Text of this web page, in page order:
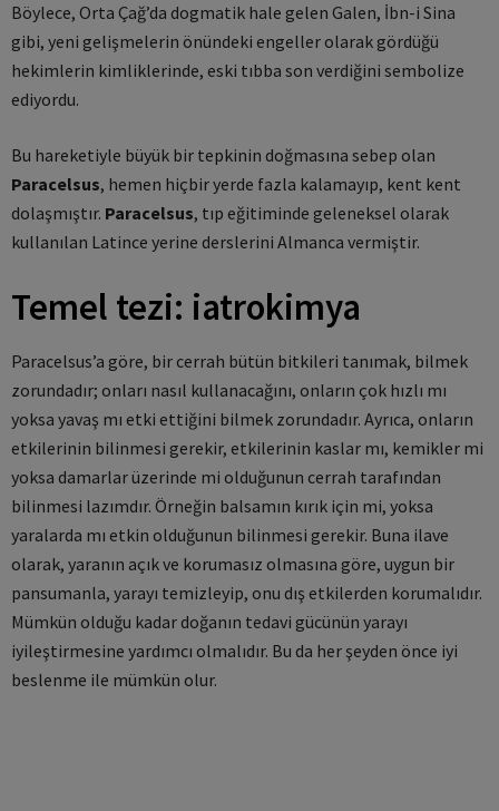
Böylece, Orta Çağ’da dogmatik hale gelen Galen, İbn-i Sina
gibi, yeni gelişmelerin önündeki engeller olarak gördüğü
hekimlerin kimliklerinde, eski tıbba son verdiğini sembolize
ediyordu.
Bu hareketiyle büyük bir tepkinin doğmasına sebep olan
Paracelsus, hemen hiçbir yerde fazla kalamayıp, kent kent
dolaşmıştır. Paracelsus, tıp eğitiminde geleneksel olarak
kullanılan Latince yerine derslerini Almanca vermiştir.
Temel tezi: iatrokimya
Paracelsus’a göre, bir cerrah bütün bitkileri tanımak, bilmek
zorundadır; onları nasıl kullanacağını, onların çok hızlı mı
yoksa yavaş mı etki ettiğini bilmek zorundadır. Ayrıca, onların
etkilerinin bilinmesi gerekir, etkilerinin kaslar mı, kemikler mi
yoksa damarlar üzerinde mi olduğunun cerrah tarafından
bilinmesi lazımdır. Örneğin balsamın kırık için mi, yoksa
yaralarda mı etkin olduğunun bilinmesi gerekir. Buna ilave
olarak, yaranın açık ve korumasız olmasına göre, uygun bir
pansumanla, yarayı temizleyip, onu dış etkilerden korumalıdır.
Mümkün olduğu kadar doğanın tedavi gücünün yarayı
iyileştirmesine yardımcı olmalıdır. Bu da her şeyden önce iyi
beslenme ile mümkün olur.